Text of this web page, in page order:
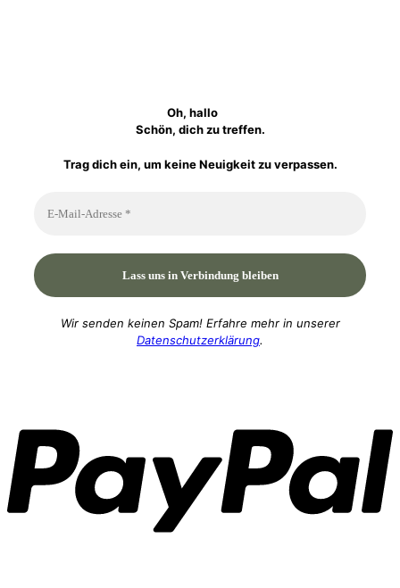
Oh, hallo
Schön, dich zu treffen.
Trag dich ein, um keine Neuigkeit zu verpassen.
Wir senden keinen Spam! Erfahre mehr in unserer
Datenschutzerklärung.